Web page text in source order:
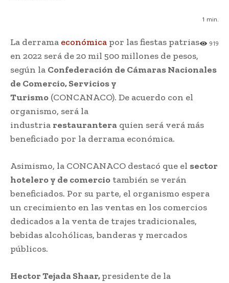
1 min.
919
La derrama económica por las fiestas patrias
en 2022 será de 20 mil 500 millones de pesos,
según la Confederación de Cámaras Nacionales
de Comercio, Servicios y
Turismo (CONCANACO). De acuerdo con el
organismo, será la
industria restaurantera quien será verá más
beneficiado por la derrama económica.
Asimismo, la CONCANACO destacó que el sector
hotelero y de comercio también se verán
beneficiados. Por su parte, el organismo espera
un crecimiento en las ventas en los comercios
dedicados a la venta de trajes tradicionales,
bebidas alcohólicas, banderas y mercados
públicos.
Hector Tejada Shaar,presidente de la